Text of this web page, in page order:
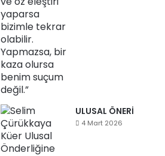
ULUSAL ÖNERİ
4 Mart 2026